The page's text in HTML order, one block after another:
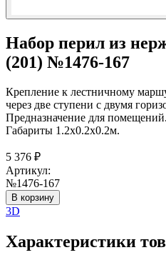
Набор перил из
(201) №1476-167
Крепление к лестничному
через две ступени с двумя
Предназначение для
Габариты 1.2х0.2х0.2м.
5 376 ₽
Артикул:
№1476-167
В корзину
3D
Характеристики